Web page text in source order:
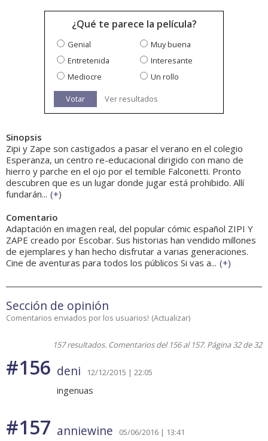
¿Qué te parece la película?
Genial
Muy buena
Entretenida
Interesante
Mediocre
Un rollo
Votar Ver resultados
Sinopsis
Zipi y Zape son castigados a pasar el verano en el colegio
Esperanza, un centro re-educacional dirigido con mano de
hierro y parche en el ojo por el temible Falconetti. Pronto
descubren que es un lugar donde jugar está prohibido. Allí
fundarán... (+)
Comentario
Adaptación en imagen real, del popular cómic español ZIPI Y
ZAPE creado por Escobar. Sus historias han vendido millones
de ejemplares y han hecho disfrutar a varias generaciones.
Cine de aventuras para todos los públicos Si vas a... (+)
Sección de opinión
Comentarios enviados por los usuarios! (Actualizar)
157 resultados. Comentarios del 156 al 157. Página 32 de 32
#156 deni 12/12/2015 | 22:05
ingenuas
#157 anniewine 05/06/2016 | 13:41